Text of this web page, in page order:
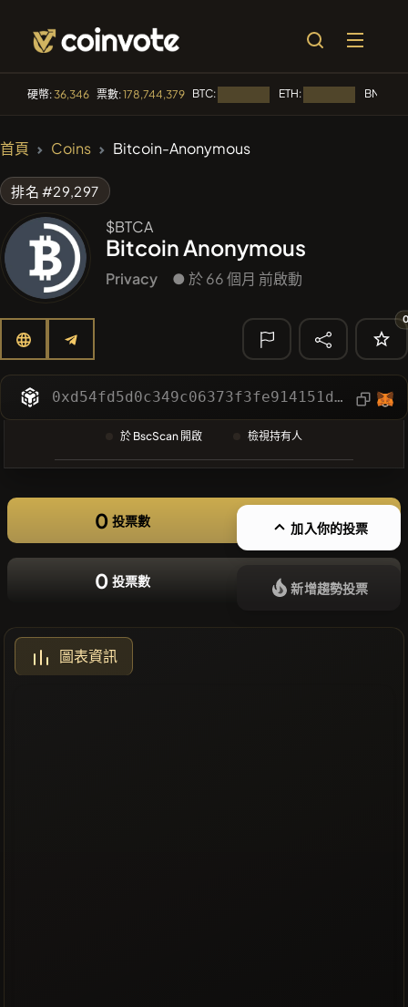
硬幣:36,346 票數:178,744,379 BTC: ETH: BNB:
Algorithmic Trading
#1
#253
PERFI PEEFITOKEN
#1106
🔎 最近的搜
尋
❌沒有近期
的幣種
首頁 Coins Bitcoin-Anonymous
排名 #29,297
$BTCA
Bitcoin Anonymous
Privacy ● 於 66 個月 前啟動
0xd54fd5d0c349c06373f3fe914151d1555b629fb6
於 BscScan 開啟 檢視持有人
0 投票數 加入你的投票
0 投票數 新增趨勢投票
圖表資訊